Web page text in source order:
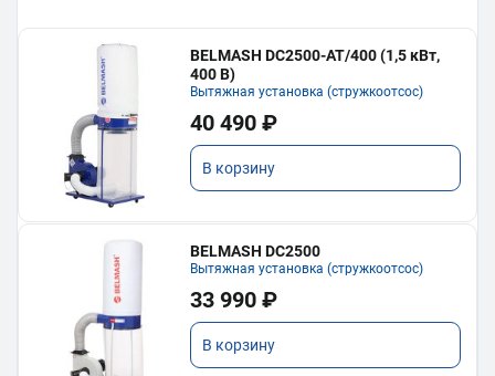
BELMASH DC2500-AT/400 (1,5 кВт,
400 В)
Вытяжная установка (стружкоотсос)
40 490 ₽
В корзину
BELMASH DC2500
Вытяжная установка (стружкоотсос)
33 990 ₽
В корзину